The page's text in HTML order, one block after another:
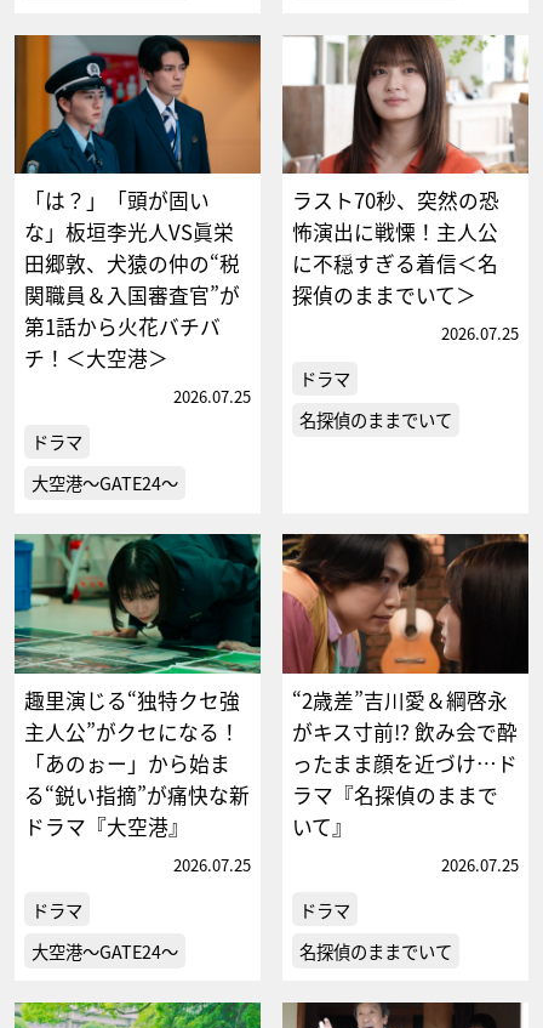
「は？」「頭が固い
な」板垣李光人VS眞栄
田郷敦、犬猿の仲の“税
関職員＆入国審査官”が
第1話から火花バチバ
チ！＜大空港＞
2026.07.25
ドラマ
大空港～GATE24～
ラスト70秒、突然の恐
怖演出に戦慄！主人公
に不穏すぎる着信＜名
探偵のままでいて＞
2026.07.25
ドラマ
名探偵のままでいて
趣里演じる“独特クセ強
主人公”がクセになる！
「あのぉー」から始ま
る“鋭い指摘”が痛快な新
ドラマ『大空港』
2026.07.25
ドラマ
大空港～GATE24～
“2歳差”吉川愛＆綱啓永
がキス寸前!? 飲み会で酔
ったまま顔を近づけ…ド
ラマ『名探偵のままで
いて』
2026.07.25
ドラマ
名探偵のままでいて